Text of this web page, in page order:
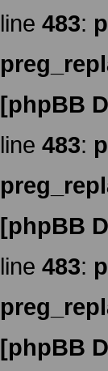
line 483:
[phpBB
line 483:
[phpBB
line 483:
[phpBB